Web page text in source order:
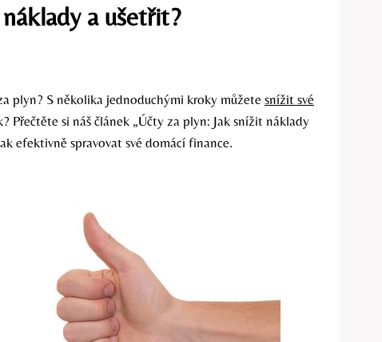
a ušetřit?
plyn? S několika jednoduchými kroky můžete snížit své
Přečtěte si náš článek „Účty za plyn: Jak snížit náklady
efektivně spravovat své domácí finance.